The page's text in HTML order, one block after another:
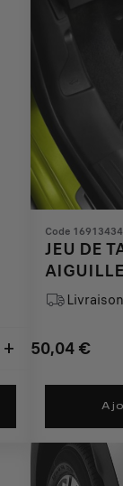
+
Code
JEU DE
ARRIERE
50,04€
Price
50,04
€
Quantity
to:
1